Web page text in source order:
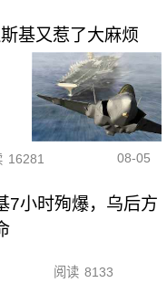
基又惹了大麻烦
16281 08-05
7小时殉爆，乌后方
阅读 8133